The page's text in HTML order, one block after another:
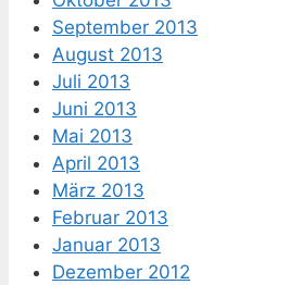
September 2013
August 2013
Juli 2013
Juni 2013
Mai 2013
April 2013
März 2013
Februar 2013
Januar 2013
Dezember 2012